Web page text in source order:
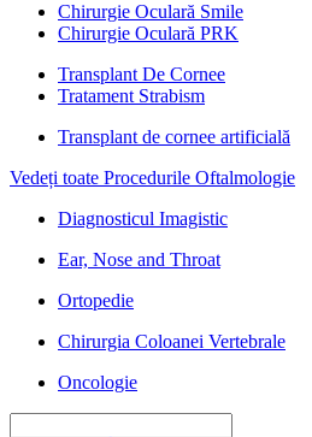
Chirurgie Oculară Smile
Chirurgie Oculară PRK
Transplant De Cornee
Tratament Strabism
Transplant de cornee artificială
Vedeți toate Procedurile Oftalmologie
Diagnosticul Imagistic
Ear, Nose and Throat
Ortopedie
Chirurgia Coloanei Vertebrale
Oncologie